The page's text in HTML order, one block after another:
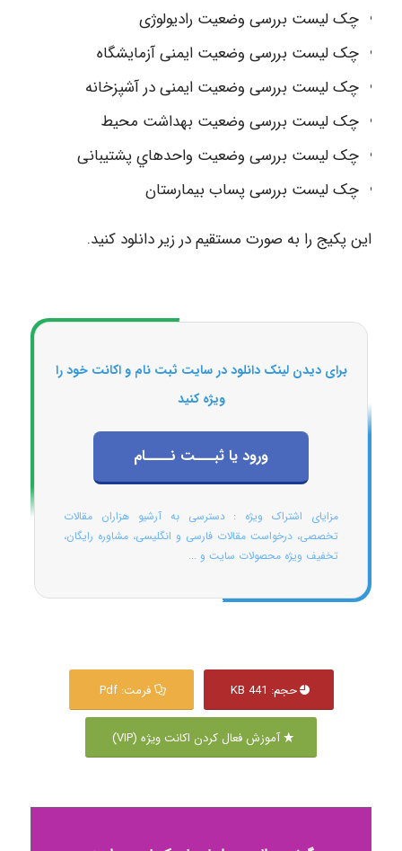
چک لیست بررسی وضعیت رادیولوژی
چک لیست بررسی وضعیت ایمنی آزمایشگاه
چک لیست بررسی وضعیت ایمنی در آشپزخانه
چک لیست بررسی وضعیت بهداشت محیط
چک لیست بررسی وضعیت واحدهاي پشتیبانی
چک لیست بررسی پساب بیمارستان
این پکیج را به صورت مستقیم در زیر دانلود کنید.
برای دیدن لینک دانلود در سایت ثبت نام و اکانت خود را
ویژه کنید
ورود یا ثبـــت نــــام
مزایای اشتراک ویژه : دسترسی به آرشیو هزاران مقالات
تخصصی، درخواست مقالات فارسی و انگلیسی، مشاوره رایگان،
تخفیف ویژه محصولات سایت و ...
حجم: 441 KB فرمت: Pdf
آموزش فعال کردن اکانت ویژه (VIP)